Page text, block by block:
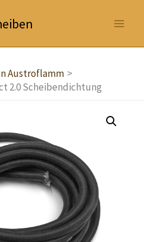
Austroflamm
2.0 Scheibendichtung